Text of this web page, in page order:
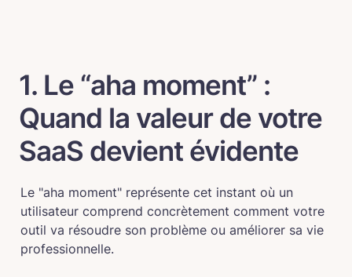
1. Le “aha moment” :
Quand la valeur de votre
SaaS devient évidente
Le "aha moment" représente cet instant où un
utilisateur comprend concrètement comment votre
outil va résoudre son problème ou améliorer sa vie
professionnelle.